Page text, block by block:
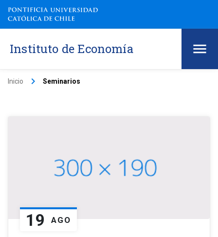
Instituto de Economía
Inicio keyboard_arrow_right Seminarios
19 AGO